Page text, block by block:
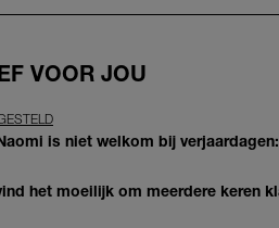
VOOR JOU
is niet welkom bij
het moeilijk om meerdere keren